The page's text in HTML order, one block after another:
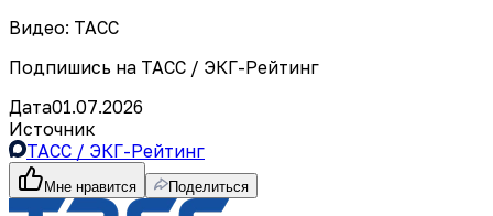
Видео: ТАСС
Подпишись на ТАСС / ЭКГ-Рейтинг
Дата01.07.2026
Источник
ТАСС / ЭКГ-Рейтинг
Мне нравится Поделиться